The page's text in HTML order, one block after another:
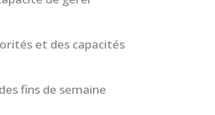
et des capacités
fins de semaine